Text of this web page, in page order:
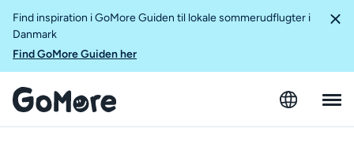
Find inspiration i GoMore Guiden til lokale sommerudflugter i
Danmark
Find GoMore Guiden her